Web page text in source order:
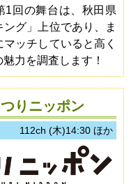
1回の舞台は、秋田県
グ」上位であり、ま
ッチしていると高く
力を調査します！
りニッポン
112ch (木)14:30 ほか